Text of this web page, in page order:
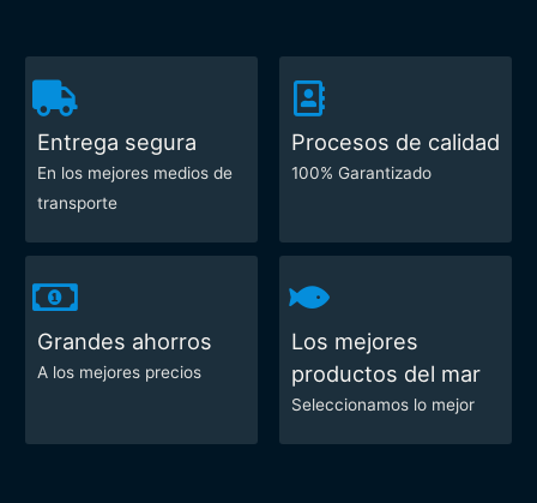
Entrega segura
En los mejores medios de
transporte
Procesos de calidad
100% Garantizado
Grandes ahorros
A los mejores precios
Los mejores
productos del mar
Seleccionamos lo mejor